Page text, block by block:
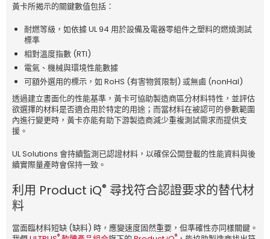
黃卡所揭示的關鍵數值包括：
耐燃等級，如依據 UL 94 用於設備及電器零組件之塑料的燃燒測試
標準
相對溫度指數 (RTI)
電氣、機械與環境性能數據
可額外選用的標示，如 RoHS (有害物質限制) 或無鹵 (nonHal)
透過建立書面化的性能基準，黃卡可協助製造商區分材料特性，並評估
欲選擇的材料是否適合用於特定的用途；而當材料在被認可的參數範圍
內進行變更時，黃卡亦能有助下游製造商減少重複測試需求而提供支
援。
UL Solutions 會持續監測已認證材料，以確保公開登載的性能資料與後
續實際量產時會保持一致。
利用 Product iQ® 尋找符合認證要求的替代材
料
當面臨材料短缺 (缺料) 時，應變速度固然重要，但準確性亦同樣關鍵。
® ®